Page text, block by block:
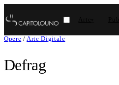
Opere /Arte Digitale
Defrag